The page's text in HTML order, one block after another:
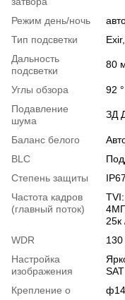
Режим день/ночь
Тип подсветки
Дальность
подсветки
80
Углы обзора
92
Подавление
шума
ЗД
Баланс белого
BLC
Степень защиты
IP67
Частота кадров
(главный поток)
25к
WDR
Настройка
изображения
SAT
Крепление о
ф14